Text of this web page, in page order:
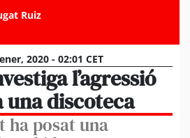
Ruiz
2020 - 02:01 CET
l’agressió
una discoteca
ha posat una